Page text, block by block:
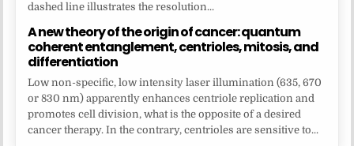
dashed line illustrates the resolution...
A new theory of the origin of cancer: quantum
coherent entanglement, centrioles, mitosis, and
differentiation
Low non-specific, low intensity laser illumination (635, 670
or 830 nm) apparently enhances centriole replication and
promotes cell division, what is the opposite of a desired
cancer therapy. In the contrary, centrioles are sensitive to...